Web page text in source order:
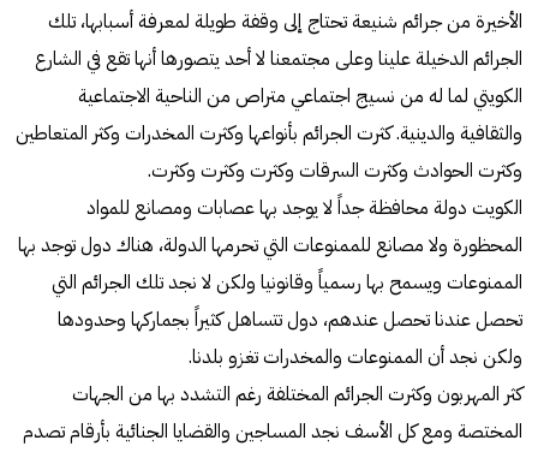
الأخيرة من جرائم شنيعة تحتاج إلى وقفة طويلة لمعرفة أسبابها، تلك
الجرائم الدخيلة علينا وعلى مجتمعنا لا أحد يتصورها أنها تقع في الشارع
الكويتي لما له من نسيج اجتماعي متراص من الناحية الاجتماعية
والثقافية والدينية. كثرت الجرائم بأنواعها وكثرت المخدرات وكثر المتعاطين
وكثرت الحوادث وكثرت السرقات وكثرت وكثرت وكثرت.
الكويت دولة محافظة جداً لا يوجد بها عصابات ومصانع للمواد
المحظورة ولا مصانع للممنوعات التي تحرمها الدولة، هناك دول توجد بها
الممنوعات ويسمح بها رسمياً وقانونيا ولكن لا نجد تلك الجرائم التي
تحصل عندنا تحصل عندهم، دول تتساهل كثيراً بجماركها وحدودها
ولكن نجد أن الممنوعات والمخدرات تغزو بلدنا.
كثر المهربون وكثرت الجرائم المختلفة رغم التشدد بها من الجهات
المختصة ومع كل الأسف نجد المساجين والقضايا الجنائية بأرقام تصدم